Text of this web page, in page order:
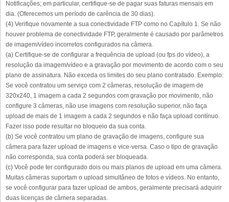
Notificações; em particular, certifique-se de pagar suas faturas mensais em
dia. (Oferecemos um período de carência de 30 dias).
(4) Verifique novamente a sua conectividade FTP como no Capítulo 1. Se não
houver problema de conectividade FTP, geralmente é causado por parâmetros
de imagem/vídeo incorretos configurados na câmera.
(a) Certifique-se de configurar a frequência de upload (ou fps do vídeo), a
resolução da imagem/vídeo e a gravação por movimento de acordo com o seu
plano de assinatura. Não exceda os limites do seu plano contratado. Exemplo:
Se você contratou um serviço com 2 câmeras, resolução de imagem de
320x240, 1 imagem a cada 2 segundos com gravação por movimento, não
configure 3 câmeras, não use imagens com resolução superior, não faça
upload de mais de 1 imagem a cada 2 segundos e não faça upload contínuo.
Fazer isso pode resultar no bloqueio da sua conta.
(b) Se você contratou um plano de gravação de imagens, configure sua
câmera para fazer upload de imagens e vice-versa. Caso o tipo de gravação
não corresponda, sua conta poderá ser bloqueada.
(c) Você pode ter configurado dois ou mais planos de upload em uma câmera.
Muitas câmeras suportam o upload simultâneo de fotos e vídeos. No entanto,
se você configurar para fazer upload de ambos, geralmente precisará adquirir
duas licenças de câmera separadas.